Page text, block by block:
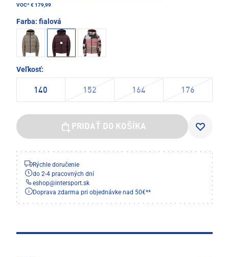
VOC*€ 179,99
Farba: fialová
Veľkosť:
140 152 164 176
PRIDAŤ DO KOŠÍKA
Rýchle doručenie
do 2-4 pracovných dní
eshop@intersport.sk
Doprava zdarma pri objednávke nad 50€**